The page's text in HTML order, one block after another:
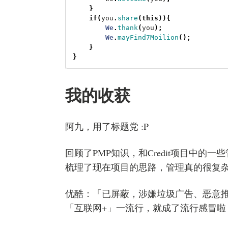
}
if (you . share (this )){
We.thank (you );
We.mayFind7Moilion ();
}
}
我的收获
阿九，用了标题党 :P
回顾了PMP知识，和Credit项目中的一些
梳理了现在项目的思路，管理真的很复杂
优酷：「已屏蔽，涉嫌垃圾广告、恶意推
「互联网+」一流行，就成了流行感冒啦